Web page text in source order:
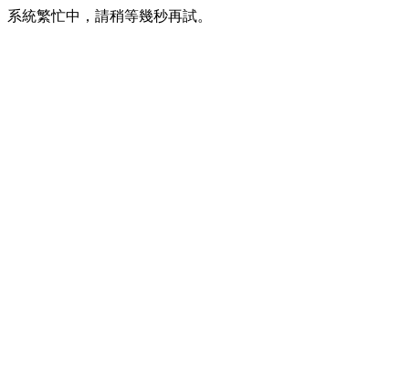
系統繁忙中，請稍等幾秒再試。